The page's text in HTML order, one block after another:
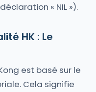
« NIL »).
HK : Le
est basé sur le
Cela signifie